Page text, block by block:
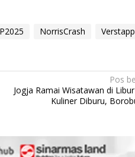
NorrisCrash
Pos
Jogja Ramai Wisatawan di
Kuliner Diburu,